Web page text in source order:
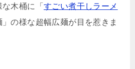
木桶に「 すごい煮干しラーメ
」の様な超幅広麺が目を惹きま